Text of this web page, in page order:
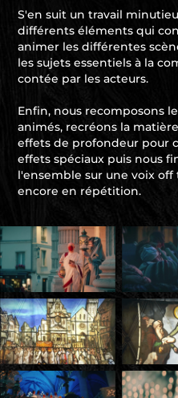
S'en suit un travail
différents éléments qui
animer les différentes
les sujets essentiels à la
contée par les acteurs.
Enfin, nous recomposons
animés, recréons la
effets de profondeur pour
effets spéciaux puis nous
l'ensemble sur une voix
encore en répétition.